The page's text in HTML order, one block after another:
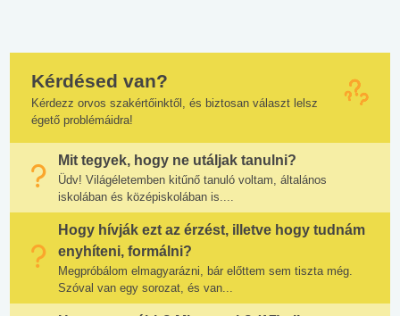
Kérdésed van?
Kérdezz orvos szakértőinktől, és biztosan választ lelsz
égető problémáidra!
Mit tegyek, hogy ne utáljak tanulni?
Üdv! Világéletemben kitűnő tanuló voltam, általános
iskolában és középiskolában is....
Hogy hívják ezt az érzést, illetve hogy tudnám
enyhíteni, formálni?
Megpróbálom elmagyarázni, bár előttem sem tiszta még.
Szóval van egy sorozat, és van...